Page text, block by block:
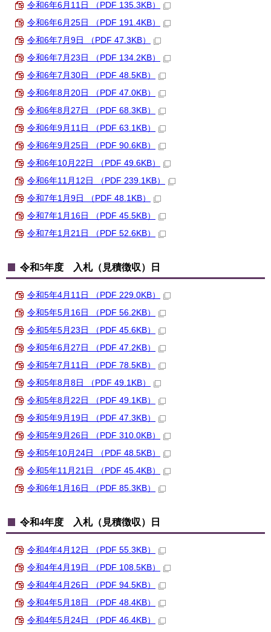
令和6年6月11日 （PDF 135.3KB）
令和6年6月25日 （PDF 191.4KB）
令和6年7月9日 （PDF 47.3KB）
令和6年7月23日 （PDF 134.2KB）
令和6年7月30日 （PDF 48.5KB）
令和6年8月20日 （PDF 47.0KB）
令和6年8月27日 （PDF 68.3KB）
令和6年9月11日 （PDF 63.1KB）
令和6年9月25日 （PDF 90.6KB）
令和6年10月22日 （PDF 49.6KB）
令和6年11月12日 （PDF 239.1KB）
令和7年1月9日 （PDF 48.1KB）
令和7年1月16日 （PDF 45.5KB）
令和7年1月21日 （PDF 52.6KB）
令和5年度 入札（見積徴収）日
令和5年4月11日 （PDF 229.0KB）
令和5年5月16日 （PDF 56.2KB）
令和5年5月23日 （PDF 45.6KB）
令和5年6月27日 （PDF 47.2KB）
令和5年7月11日 （PDF 78.5KB）
令和5年8月8日 （PDF 49.1KB）
令和5年8月22日 （PDF 49.1KB）
令和5年9月19日 （PDF 47.3KB）
令和5年9月26日 （PDF 310.0KB）
令和5年10月24日 （PDF 48.5KB）
令和5年11月21日 （PDF 45.4KB）
令和6年1月16日 （PDF 85.3KB）
令和4年度 入札（見積徴収）日
令和4年4月12日 （PDF 55.3KB）
令和4年4月19日 （PDF 108.5KB）
令和4年4月26日 （PDF 94.5KB）
令和4年5月18日 （PDF 48.4KB）
令和4年5月24日 （PDF 46.4KB）